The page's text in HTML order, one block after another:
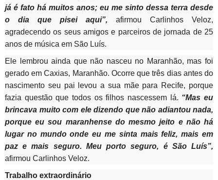
já é fato há muitos anos; eu me sinto dessa terra desde
o dia que pisei aqui”, afirmou Carlinhos Veloz,
agradecendo os seus amigos e parceiros de jornada de 25
anos de música em São Luís.
Ele lembrou ainda que não nasceu no Maranhão, mas foi
gerado em Caxias, Maranhão. Ocorre que três dias antes do
nascimento seu pai levou a sua mãe para Recife, porque
fazia questão que todos os filhos nascessem lá. “Mas eu
brincava muito com ele dizendo que não adiantou nada,
porque eu sou maranhense do mesmo jeito e não há
lugar no mundo onde eu me sinta mais feliz, mais em
paz e mais seguro. Meu porto seguro, é São Luís”,
afirmou Carlinhos Veloz.
Trabalho extraordinário